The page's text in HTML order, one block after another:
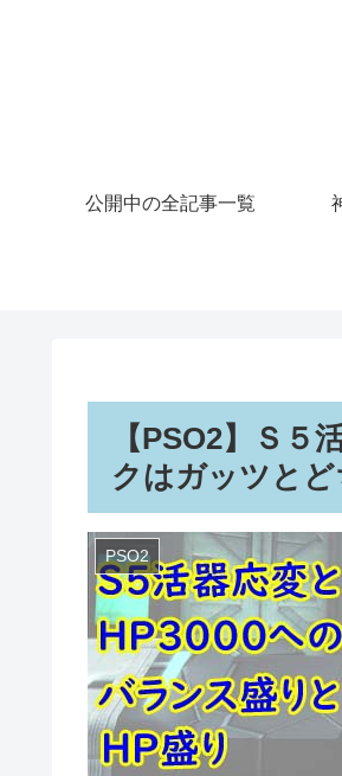
公開中の全記事一覧
【PSO2】Ｓ
クはガッツと
PSO2